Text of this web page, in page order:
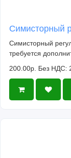
Симисторный
Симисторный
требуется
200.00р. Без НДС: